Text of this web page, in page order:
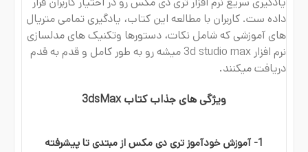
یادگیری سریع نرم افزار تری دی مکس رو در اختیار کاربران قرار
داده ست. کاربران با مطالعه این کتاب، یادگیری تمامی متریال
های آموزشی که شامل نکات، دستورها وتکنیک های مدلسازی
نرم افزار 3d studio max میشه رو به طور کامل و قدم به قدم
دریافت میکنند.
ویژگی های جذاب کتاب 3dsMax​
1- آموزش خودآموز تری دی مکس از مبتدی تا پیشرفته​